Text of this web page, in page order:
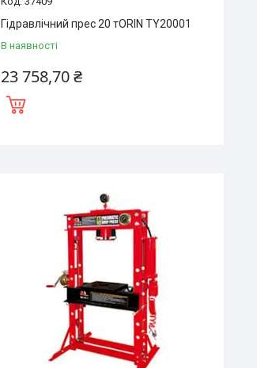
Гідравлічний прес 20 тORIN TY20001
В наявності
23 758,70 ₴